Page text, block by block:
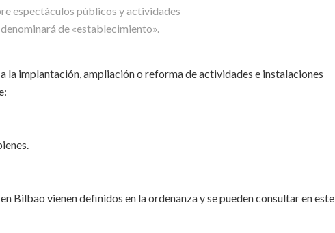
espectáculos públicos y actividades
de «establecimiento».
la implantación, ampliación o reforma de actividades e instalaciones
Bilbao vienen definidos en la ordenanza y se pueden consultar en este